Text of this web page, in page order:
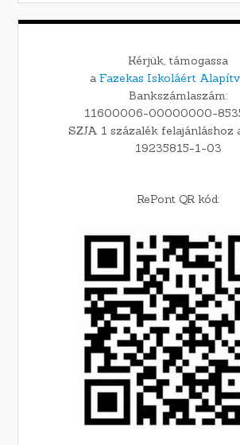
Kérjük, támogassa
a Fazekas Iskoláért
Bankszámlaszám:
11600006-00000000-
SZJA 1 százalék felajánláshoz
19235815-1-03
RePont QR kód: